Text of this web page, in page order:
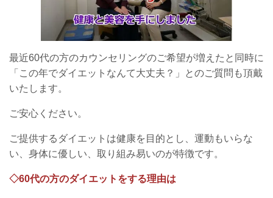
最近60代の方のカウンセリングのご希望が増えたと同時に
「この年でダイエットなんて大丈夫？」とのご質問も頂戴
いたします。
ご安心ください。
ご提供するダイエットは健康を目的とし、運動もいらな
い、身体に優しい、取り組み易いのが特徴です。
◇60代の方のダイエットをする理由は